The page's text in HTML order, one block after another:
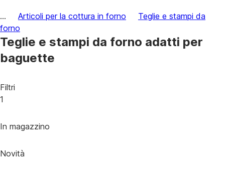
... Articoli per la cottura in forno
Teglie e stampi da
forno
Teglie e stampi da forno adatti per
baguette
Filtri
1
In magazzino
Novità